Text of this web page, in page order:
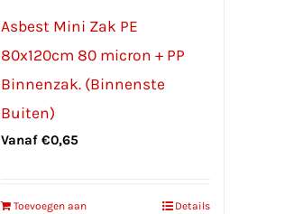
Asbest Mini Zak PE
80x120cm 80 micron + PP
Binnenzak. (Binnenste
Buiten)
Vanaf €0,65
Toevoegen aan
Details